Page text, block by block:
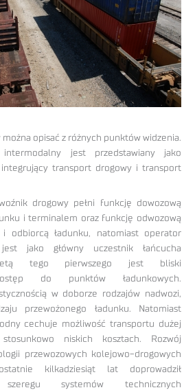
opisać z różnych punktów widzenia.
intermodalny jest przedstawiany jako
integrujący transport drogowy i transport
drogowy pełni funkcję dowozową
i terminalem oraz funkcję odwozową
odbiorcą ładunku, natomiast operator
jako główny uczestnik łańcucha
tego pierwszego jest bliski
do punktów ładunkowych.
w doborze rodzajów nadwozi,
przewożonego ładunku. Natomiast
cechuje możliwość transportu dużej
niskich kosztach. Rozwój
przewozowych kolejowo-drogowych
kilkadziesiąt lat doprowadził
systemów technicznych